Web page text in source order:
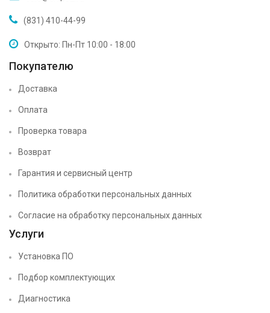
(831) 410-44-99
Открыто: Пн-Пт 10:00 - 18:00
Покупателю
Доставка
Оплата
Проверка товара
Возврат
Гарантия и сервисный центр
Политика обработки персональных данных
Согласие на обработку персональных данных
Услуги
Установка ПО
Подбор комплектующих
Диагностика